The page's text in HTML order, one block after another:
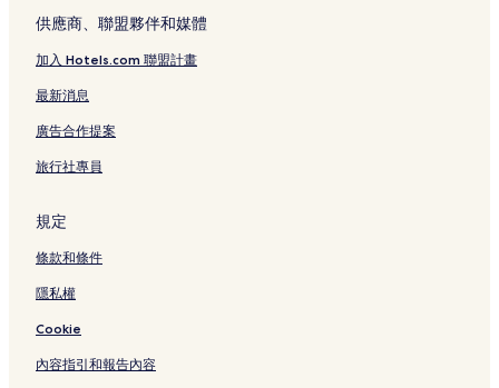
供應商、聯盟夥伴和媒體
加入 Hotels.com 聯盟計畫
最新消息
廣告合作提案
旅行社專員
規定
條款和條件
隱私權
Cookie
內容指引和報告內容